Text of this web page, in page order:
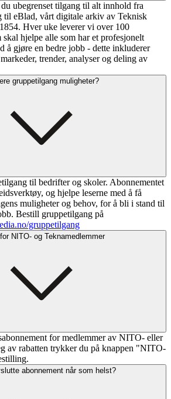
ubegrenset tilgang til alt innhold fra
til eBlad, vårt digitale arkiv av Teknisk
Hver uke leverer vi over 100
skal hjelpe alle som har et profesjonelt
å gjøre en bedre jobb - dette inkluderer
trender, analyser og deling av
gruppetilgang muligheter?
til bedrifter og skoler. Abonnementet
og hjelpe leserne med å få
muligheter og behov, for å bli i stand til
Bestill gruppetilgang på
gruppetilgang
NITO- og Teknamedlemmer
for medlemmer av NITO- eller
av rabatten trykker du på knappen "NITO-
abonnement når som helst?